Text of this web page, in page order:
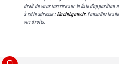
droit de vous inscrire sur la liste d'opposition
à cette adresse :Bloctel.gouv.fr. Consultez le
vos droits.